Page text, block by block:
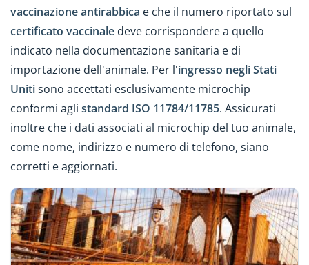
vaccinazione antirabbica e che il numero riportato sul
certificato vaccinale deve corrispondere a quello
indicato nella documentazione sanitaria e di
importazione dell'animale. Per l'ingresso negli Stati
Unitisono accettati esclusivamente microchip
conformi agli standard ISO 11784/11785. Assicurati
inoltre che i dati associati al microchip del tuo animale,
come nome, indirizzo e numero di telefono, siano
corretti e aggiornati.